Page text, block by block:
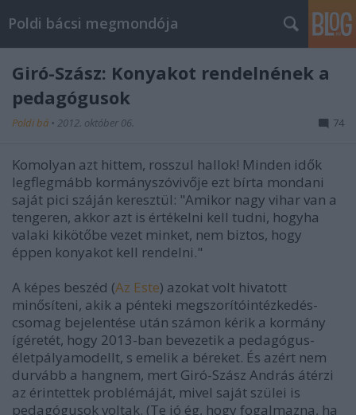
Poldi bácsi megmondója
Giró-Szász: Konyakot rendelnének a
pedagógusok
Poldi bá • 2012. október 06. 74
Komolyan azt hittem, rosszul hallok! Minden idők
legflegmább kormányszóvivője ezt bírta mondani
saját pici száján keresztül: "Amikor nagy vihar van a
tengeren, akkor azt is értékelni kell tudni, hogyha
valaki kikötőbe vezet minket, nem biztos, hogy
éppen konyakot kell rendelni."
A képes beszéd (Az Este) azokat volt hivatott
minősíteni, akik a pénteki megszorítóintézkedés-
csomag bejelentése után számon kérik a kormány
ígéretét, hogy 2013-ban bevezetik a pedagógus-
életpályamodellt, s emelik a béreket. És azért nem
durvább a hangnem, mert Giró-Szász András átérzi
az érintettek problémáját, mivel saját szülei is
pedagógusok voltak. (Te jó ég, hogy fogalmazna, ha